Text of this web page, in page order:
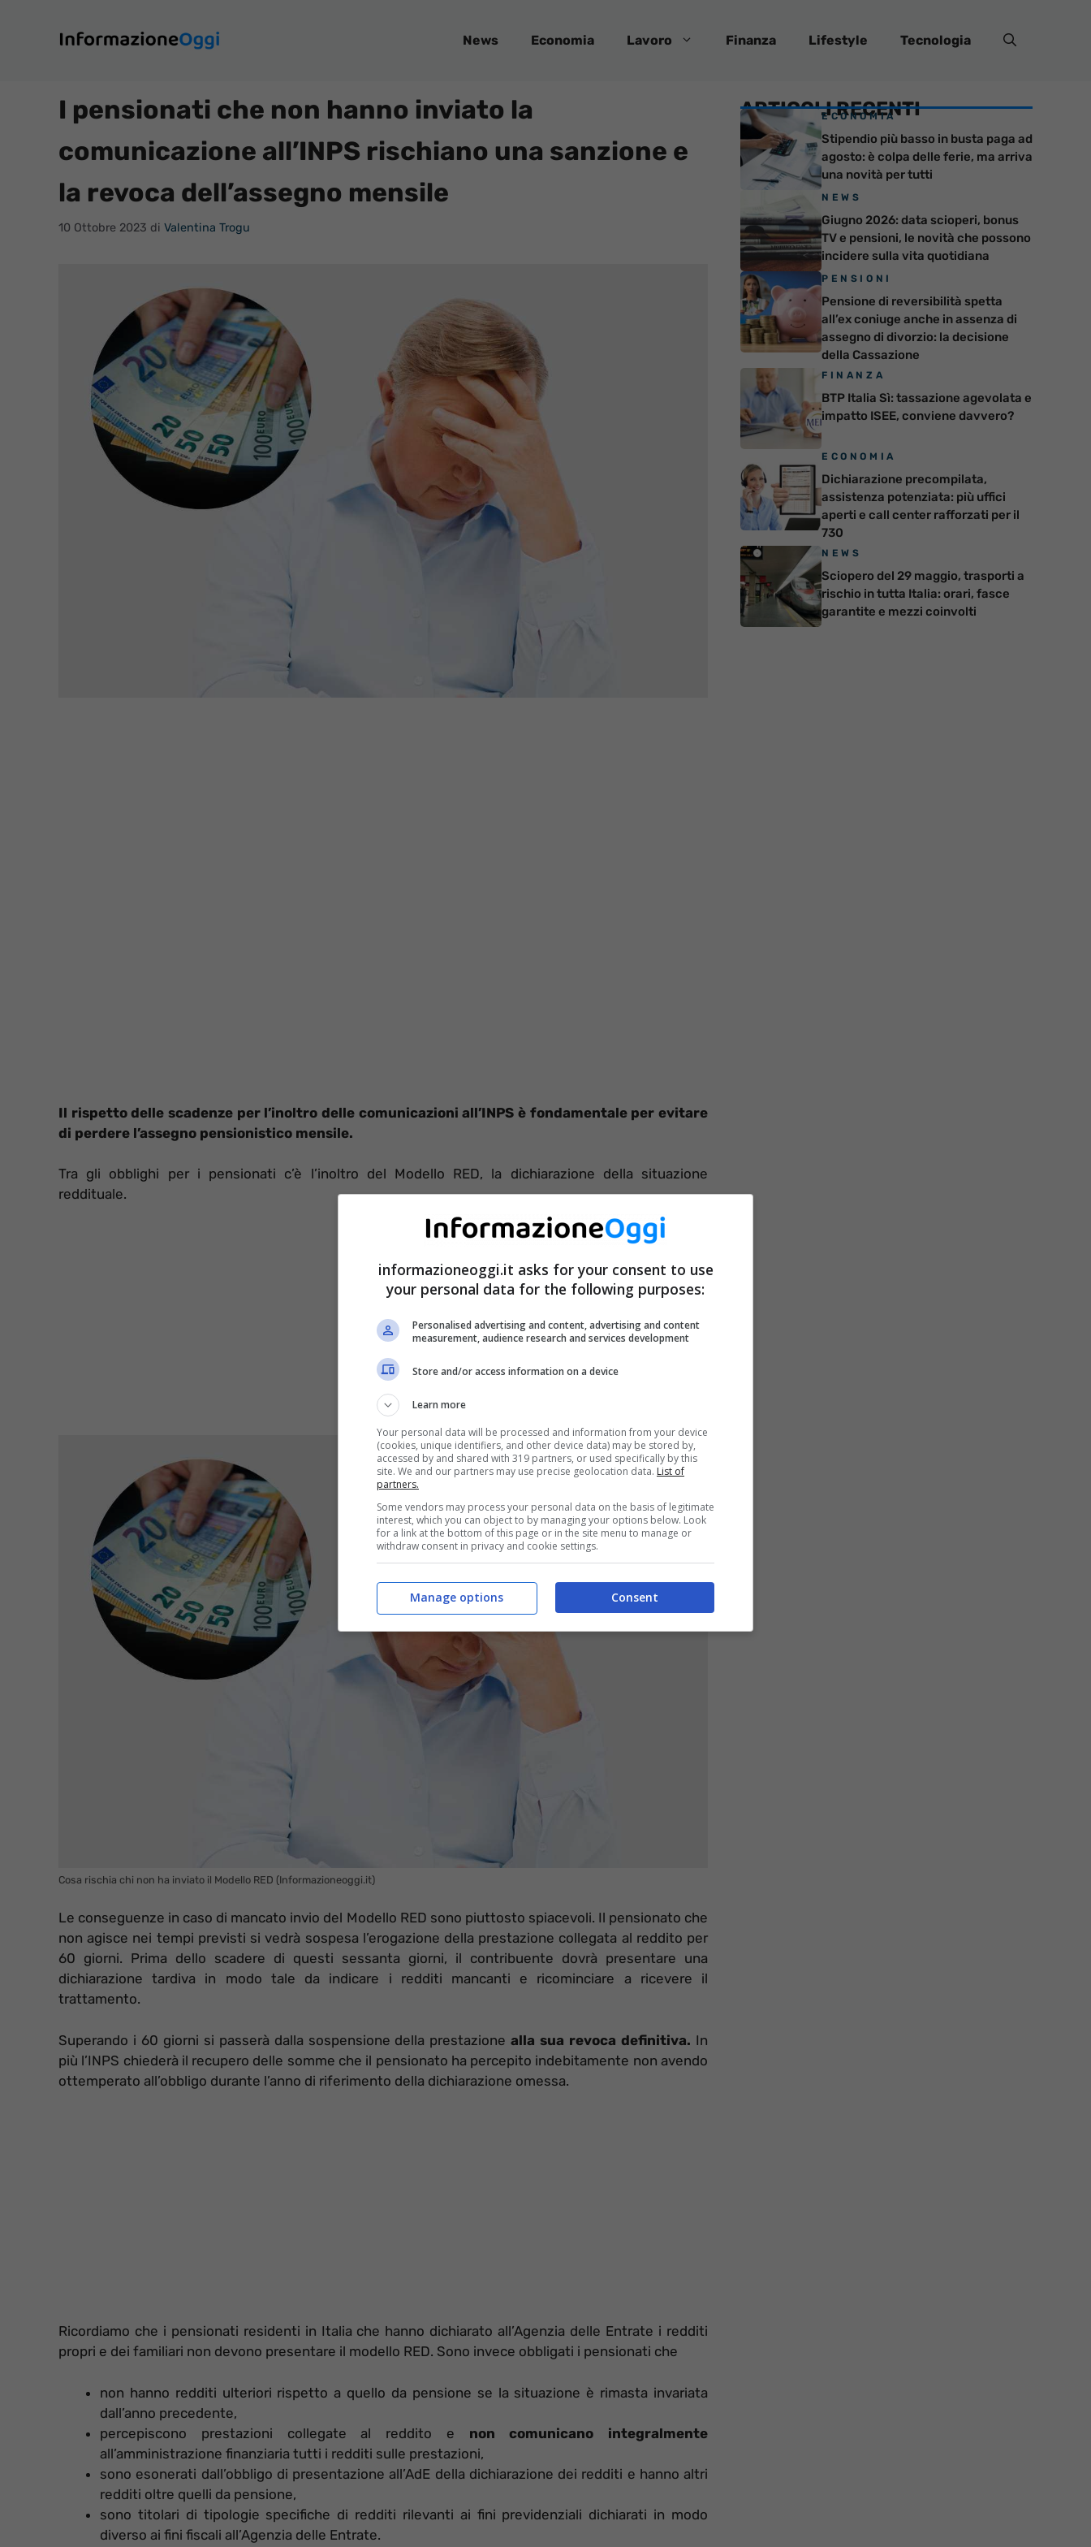
contenuto
News Economia Lavoro Finanza Lifestyle Tecnologia
I pensionati che non hanno inviato la
comunicazione all’INPS rischiano una sanzione e
la revoca dell’assegno mensile
10 Ottobre 2023 di Valentina Trogu
Il rispetto delle scadenze per l’inoltro delle comunicazioni all’INPS è fondamentale per evitare
di perdere l’assegno pensionistico mensile.
Tra gli obblighi per i pensionati c’è l’inoltro del Modello RED, la dichiarazione della situazione
reddituale.
Cosa rischia chi non ha inviato il Modello RED (Informazioneoggi.it)
Le conseguenze in caso di mancato invio del Modello RED sono piuttosto spiacevoli. Il pensionato che
non agisce nei tempi previsti si vedrà sospesa l’erogazione della prestazione collegata al reddito per
60 giorni. Prima dello scadere di questi sessanta giorni, il contribuente dovrà presentare una
dichiarazione tardiva in modo tale da indicare i redditi mancanti e ricominciare a ricevere il
trattamento.
Superando i 60 giorni si passerà dalla sospensione della prestazionealla sua revoca definitiva. In
più l’INPS chiederà il recupero delle somme che il pensionato ha percepito indebitamente non avendo
ottemperato all’obbligo durante l’anno di riferimento della dichiarazione omessa.
Ricordiamo che i pensionati residenti in Italia che hanno dichiarato all’Agenzia delle Entrate i redditi
propri e dei familiari non devono presentare il modello RED. Sono invece obbligati i pensionati che
non hanno redditi ulteriori rispetto a quello da pensione se la situazione è rimasta invariata
dall’anno precedente,
percepiscono prestazioni collegate al reddito e non comunicano integralmente
all’amministrazione finanziaria tutti i redditi sulle prestazioni,
sono esonerati dall’obbligo di presentazione all’AdE della dichiarazione dei redditi e hanno altri
redditi oltre quelli da pensione,
sono titolari di tipologie specifiche di redditi rilevanti ai fini previdenziali dichiarati in modo
diverso ai fini fiscali all’Agenzia delle Entrate.
ARTICOLI RECENTI
ECONOMIA
Stipendio più basso in busta paga ad
agosto: è colpa delle ferie, ma arriva
una novità per tutti
NEWS
Giugno 2026: data scioperi, bonus
TV e pensioni, le novità che possono
incidere sulla vita quotidiana
PENSIONI
Pensione di reversibilità spetta
all’ex coniuge anche in assenza di
assegno di divorzio: la decisione
della Cassazione
FINANZA
BTP Italia Sì: tassazione agevolata e
impatto ISEE, conviene davvero?
ECONOMIA
Dichiarazione precompilata,
assistenza potenziata: più uffici
aperti e call center rafforzati per il
730
NEWS
Sciopero del 29 maggio, trasporti a
rischio in tutta Italia: orari, fasce
garantite e mezzi coinvolti
informazioneoggi.it asks for your consent to use
your personal data for the following purposes:
Personalised advertising and content, advertising and content
measurement, audience research and services development
Store and/or access information on a device
Learn more
Your personal data will be processed and information from your device
(cookies, unique identifiers, and other device data) may be stored by,
accessed by and shared with 319 partners, or used specifically by this
site. We and our partners may use precise geolocation data. List of
partners.
Some vendors may process your personal data on the basis of legitimate
interest, which you can object to by managing your options below. Look
for a link at the bottom of this page or in the site menu to manage or
withdraw consent in privacy and cookie settings.
Consent
Manage options